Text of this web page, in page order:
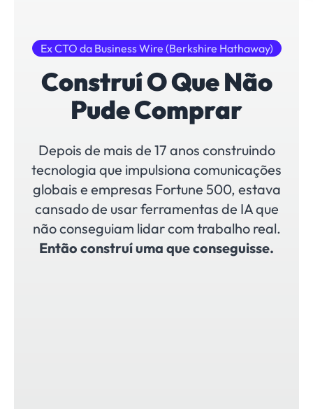
Ex CTO da Business Wire (Berkshire Hathaway)
Construí O Que Não
Pude Comprar
Depois de mais de 17 anos construindo
tecnologia que impulsiona comunicações
globais e empresas Fortune 500, estava
cansado de usar ferramentas de IA que
não conseguiam lidar com trabalho real.
Então construí uma que conseguisse.